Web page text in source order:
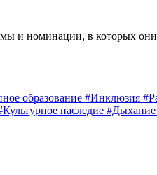
и номинации, в которых
образование #Инклюзия
наследие